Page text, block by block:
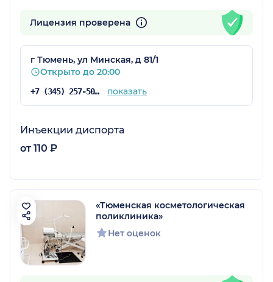
Лицензия проверена
г Тюмень, ул Минская, д 81/1
Открыто до 20:00
+7 (345) 257-50-00 показать
Инъекции диспорта
от 110 ₽
«Тюменская косметологическая
поликлиника»
Нет оценок